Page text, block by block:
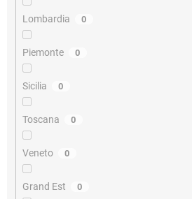
Lombardia 0
Piemonte 0
Sicilia 0
Toscana 0
Veneto 0
Grand Est 0